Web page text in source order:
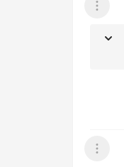
عرض القائمة
عرض القائمة